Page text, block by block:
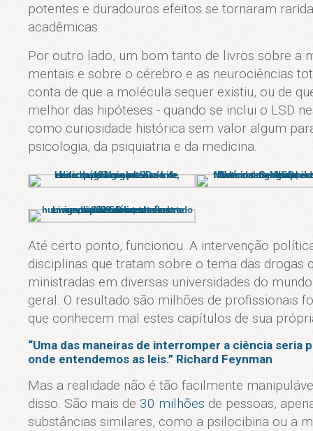
potentes e duradouros efeitos se tornaram
acadêmicas.
Por outro lado, um bom tanto de livros sobre a
mentais e sobre o cérebro e as neurociências
conta de que a molécula sequer existiu, ou de
melhor das hipóteses - quando se inclui o LSD
como curiosidade histórica sem valor algum
psicologia, da psiquiatria e da medicina.
Até certo ponto, funcionou. A intervenção
disciplinas que tratam sobre o tema das drogas
ministradas em diversas universidades do
geral. O resultado são milhões de profissionais
que conhecem mal estes capítulos de sua
“Uma das maneiras de interromper a ciência
onde entendemos as leis.” Richard Feynman
Mas a realidade não é tão facilmente
disso. São mais de 30 milhões de pessoas,
substâncias similares, como a psilocibina ou a